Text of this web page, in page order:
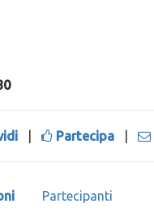
| Partecipa
Partecipanti